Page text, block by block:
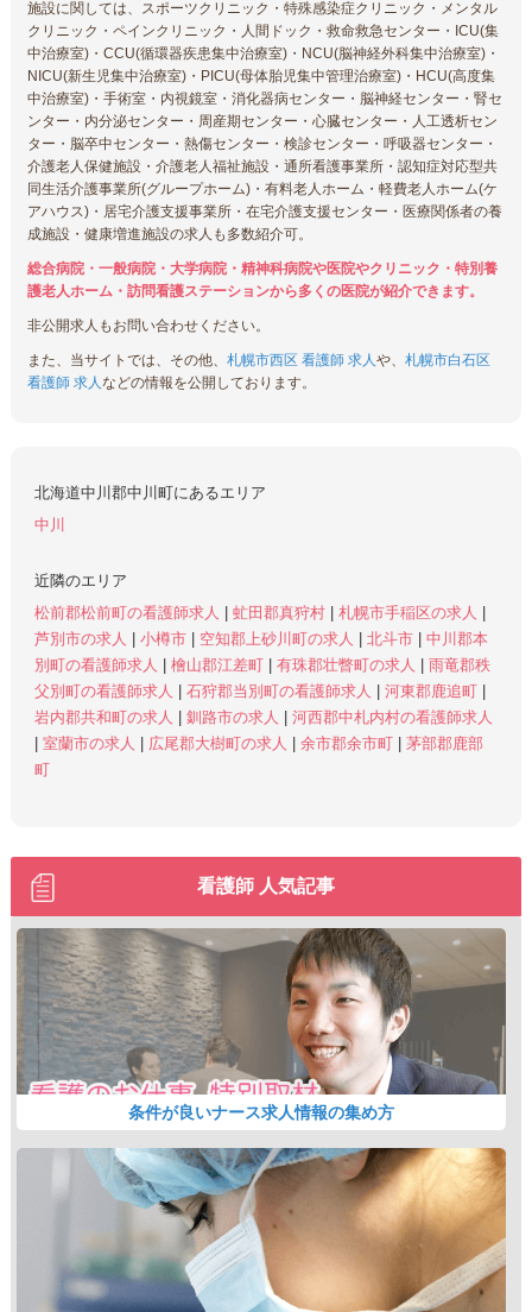
施設に関しては、スポーツクリニック・特殊感染症クリニック・メンタル
クリニック・ペインクリニック・人間ドック・救命救急センター・ICU(集
中治療室)・CCU(循環器疾患集中治療室)・NCU(脳神経外科集中治療室)・
NICU(新生児集中治療室)・PICU(母体胎児集中管理治療室)・HCU(高度集
中治療室)・手術室・内視鏡室・消化器病センター・脳神経センター・腎セ
ンター・内分泌センター・周産期センター・心臓センター・人工透析セン
ター・脳卒中センター・熱傷センター・検診センター・呼吸器センター・
介護老人保健施設・介護老人福祉施設・通所看護事業所・認知症対応型共
同生活介護事業所(グループホーム)・有料老人ホーム・軽費老人ホーム(ケ
アハウス)・居宅介護支援事業所・在宅介護支援センター・医療関係者の養
成施設・健康増進施設の求人も多数紹介可。
総合病院・一般病院・大学病院・精神科病院や医院やクリニック・特別養
護老人ホーム・訪問看護ステーションから多くの医院が紹介できます。
非公開求人もお問い合わせください。
また、当サイトでは、その他、 札幌市西区 看護師 求人や、 札幌市白石区
看護師 求人などの情報を公開しております。
北海道中川郡中川町にあるエリア
中川
近隣のエリア
松前郡松前町の看護師求人
虻田郡真狩村 札幌市手稲区の求人
芦別市の求人
小樽市 空知郡上砂川町の求人 北斗市
中川郡本
別町の看護師求人
檜山郡江差町 有珠郡壮瞥町の求人
雨竜郡秩
父別町の看護師求人
石狩郡当別町の看護師求人 河東郡鹿追町
岩内郡共和町の求人
釧路市の求人
河西郡中札内村の看護師求人
室蘭市の求人 広尾郡大樹町の求人 余市郡余市町
茅部郡鹿部
町
看護師 人気記事
条件が良いナース求人情報の集め方